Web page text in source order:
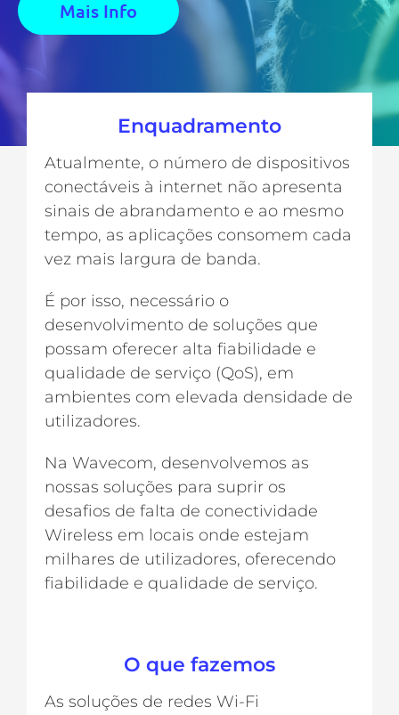
Mais Info
Enquadramento
Atualmente, o número de dispositivos
conectáveis à internet não apresenta
sinais de abrandamento e ao mesmo
tempo, as aplicações consomem cada
vez mais largura de banda.
É por isso, necessário o
desenvolvimento de soluções que
possam oferecer alta fiabilidade e
qualidade de serviço (QoS), em
ambientes com elevada densidade de
utilizadores.
Na Wavecom, desenvolvemos as
nossas soluções para suprir os
desafios de falta de conectividade
Wireless em locais onde estejam
milhares de utilizadores, oferecendo
fiabilidade e qualidade de serviço.
O que fazemos
As soluções de redes Wi-Fi